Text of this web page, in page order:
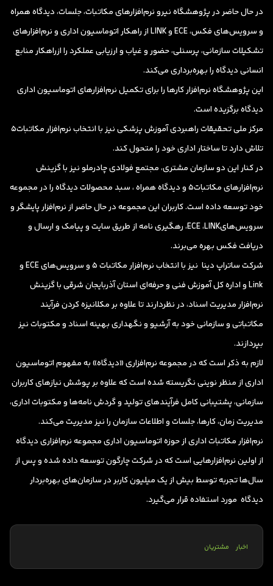
در حال حاضر در پژوهشگاه نیرو نرم‌افزارهای مکاتبات، جلسات، دیدگاه همراه
و سرویس‌های فکس، ECE و LINK از راهکار اتوماسیون اداری و نرم‌افزارهای
تشکیلات سازمانی، پرسنلی، حضور و غیاب و ارزیابی عملکرد را ازراهکار منابع
انسانی دیدگاه را بهره‌برداری می‌کند.
این پژوهشگاه نرم‌افزار کارها را برای تکمیل نرم‌افزارهای اتوماسیون اداری
دیدگاه برگزیده است.
مرکز ملی تحقیقات راهبردی آموزش پزشکی نیز با انتخاب نرم‌افزار مکاتبات5
تلاش دارد تا ساختار اداری خود را متحول کند.
در کنار این دو سازمان مشتری، مجتمع فولادی چادرملو نیز با گزینش
نرم‌افزارهای مکاتبات5 و دیدگاه همراه ، سبد محصولات دیدگاه را در مجموعه
خود توسعه داده است. کاربران این مجموعه در حال حاضر از نر‌م‌افزار پایشگر و
سرویس‌هایECE ،LINK، رهگیری نامه از طریق سایت و پیامک و ارسال و
دریافت فکس بهره ‌می‌برند.
شرکت ساتراپ دینا نیز با انتخاب نرم‌افزار مکاتبات 5 و سرویس‌های ECE و
Link و اداره کل آموزش فنی و حرفه‌ای استان آذربایجان شرقی با گزینش
نرم‌افزار مدیریت اسناد، در نظردارند تا علاوه بر مکلانیزه کردن فرآیند
مکاتباتی و سازمانی خود به آرشیو و نگهداری بهینه اسناد و مکتوبات نیز
بپردازند.
لازم به ذکر است که در مجموعه نرم‌افزاری «دیدگاه» به مفهوم اتوماسیون
اداری از منظر نوینی نگریسته شده است که علاوه بر پوشش نیازهای کاربران
سازمانی، پشتیبانی کامل فرآیندهای تولید و گردش نامه‌ها و مکتوبات اداری،
مدیریت زمان، کارها، جلسات و اطلاعات سازمان را نیز مدیریت می‌کند.
نرم‌افزار مکاتبات اداری از حوزه اتوماسیون اداری مجموعه نرم‌افزاری دیدگاه
از اولین نرم‌افزارهایی است که در شرکت چارگون توسعه داده شده و پس از
سال‌ها تجربه توسط بیش از یک میلیون کاربر در سازمان‌های بهره‌بردار
دیدگاه مورد استفاده قرار می‌گیرد.
اخبار مشتریان